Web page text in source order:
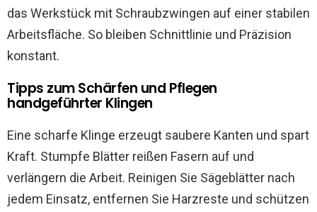
das Werkstück mit Schraubzwingen auf einer stabilen
Arbeitsfläche. So bleiben Schnittlinie und Präzision
konstant.
Tipps zum Schärfen und Pflegen
handgeführter Klingen
Eine scharfe Klinge erzeugt saubere Kanten und spart
Kraft. Stumpfe Blätter reißen Fasern auf und
verlängern die Arbeit. Reinigen Sie Sägeblätter nach
jedem Einsatz, entfernen Sie Harzreste und schützen